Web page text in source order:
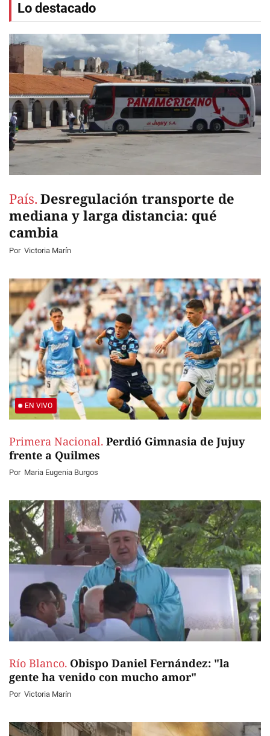
Lo destacado
País. Desregulación transporte de
mediana y larga distancia: qué
cambia
Por Victoria Marín
EN VIVO
Primera Nacional. Perdió Gimnasia de Jujuy
frente a Quilmes
Por Maria Eugenia Burgos
Río Blanco. Obispo Daniel Fernández: "la
gente ha venido con mucho amor"
Por Victoria Marín